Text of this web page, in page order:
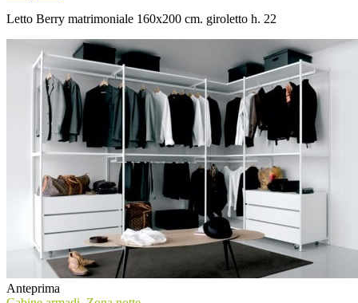
Letto Berry matrimoniale 160x200 cm. giroletto h. 22
Anteprima